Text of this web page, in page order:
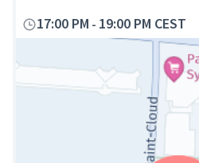
17:00 PM - 19:00 PM CEST